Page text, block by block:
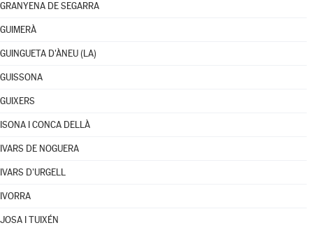
GRANYENA DE SEGARRA
GUIMERÀ
GUINGUETA D'ÀNEU (LA)
GUISSONA
GUIXERS
ISONA I CONCA DELLÀ
IVARS DE NOGUERA
IVARS D'URGELL
IVORRA
JOSA I TUIXÉN